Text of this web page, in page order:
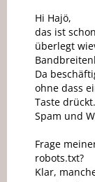
Hi Hajö,
das ist
überlegt
Da
ohne dass
Taste drückt.
Spam und
Frage
robots.txt?
Klar,